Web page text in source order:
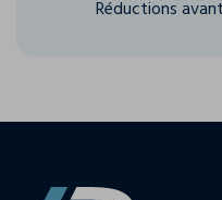
Réductions